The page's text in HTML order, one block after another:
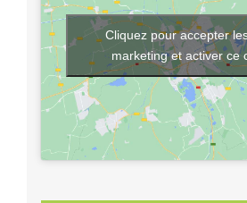
Cliquez pour accepter
marketing et activer ce